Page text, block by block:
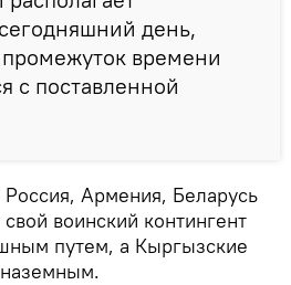
день,
промежуток времени
с поставленной
Армения, Беларусь
воинский контингент
путем, а Кыргызские